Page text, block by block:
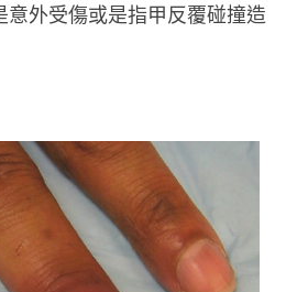
意外受傷或是指甲反覆碰撞造